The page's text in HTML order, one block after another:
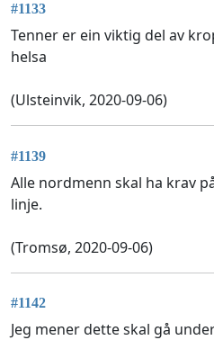
#1133
Tenner er ein viktig del av
helsa
(Ulsteinvik, 2020-09-06)
#1139
Alle nordmenn skal ha krav
linje.
(Tromsø, 2020-09-06)
#1142
Jeg mener dette skal gå